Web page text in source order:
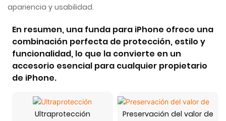
apariencia y usabilidad.
En resumen, una funda para iPhone ofrece una
combinación perfecta de protección, estilo y
funcionalidad, lo que la convierte en un
accesorio esencial para cualquier propietario
de iPhone.
Ultraprotección
Preservación del valor de